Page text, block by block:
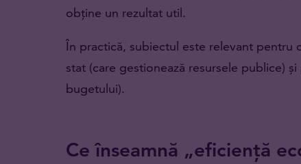
obține un rezultat util.
În practică, subiectul este relevant pentru
stat (care gestionează resursele publice)
bugetului).
Ce înseamnă „eficiență